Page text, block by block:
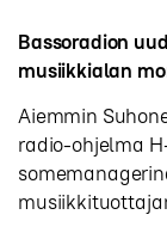
Bassoradion
musiikkialan
Aiemmin
radio-ohjelma